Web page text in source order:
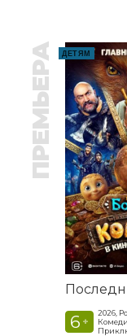
ПРЕМЬЕРА ДЕТЯМ
6 +
2026,